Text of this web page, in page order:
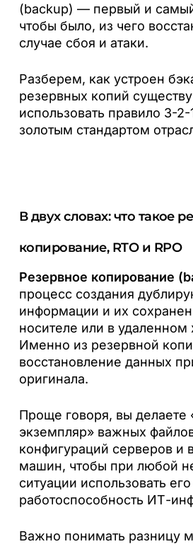
(backup) — первый и
чтобы было, из чего
случае сбоя и атаки.
Разберем, как устроен
резервных копий
использовать правило 3-2-
золотым стандартом
В двух словах: что такое
копирование, RTO и RPO
Резервное копирование
процесс создания
информации и их
носителе или в
Именно из резервной
восстановление данных
оригинала.
Проще говоря, вы делаете
экземпляр» важных
конфигураций серверов и
машин, чтобы при любой
ситуации использовать
работоспособность ИТ-
Важно понимать разницу